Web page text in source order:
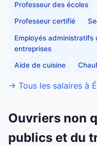
Professeur des écoles
Professeur certifié
Employés
entreprises
Aide de cuisine
→ Tous les salaires à
Ouvriers non
publics et du